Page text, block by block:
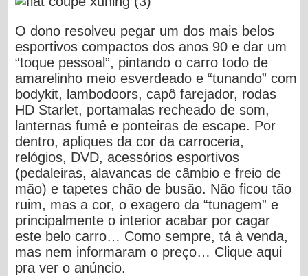
O dono resolveu pegar um dos mais belos
esportivos compactos dos anos 90 e dar um
“toque pessoal”, pintando o carro todo de
amarelinho meio esverdeado e “tunando” com
bodykit, lambodoors, capô farejador, rodas
HD Starlet, portamalas recheado de som,
lanternas fumê e ponteiras de escape. Por
dentro, apliques da cor da carroceria,
relógios, DVD, acessórios esportivos
(pedaleiras, alavancas de câmbio e freio de
mão) e tapetes chão de busão. Não ficou tão
ruim, mas a cor, o exagero da “tunagem” e
principalmente o interior acabar por cagar
este belo carro… Como sempre, tá à venda,
mas nem informaram o preço… Clique aqui
pra ver o anúncio.